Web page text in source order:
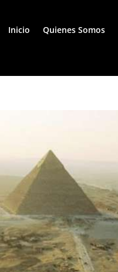
Inicio Quienes Somos